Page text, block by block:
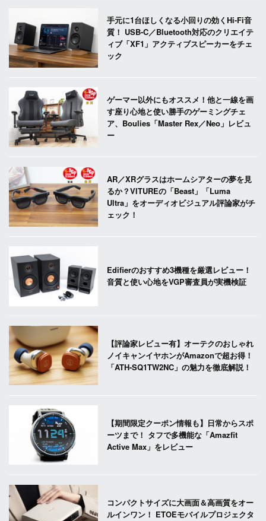
手元に1台ほしくなる小回りの効くHi-Fi音
質！ USB-C／Bluetooth対応のクリエイテ
ィブ「XF1」アクティブスピーカーをチェ
ック
ゲーマー以外にもオススメ！他と一線を画
す座り心地と使い勝手のゲーミングチェ
ア、Boulies「Master Rex／Neo」レビュ
ー
AR／XRグラスはホームシアターの夢を見
るか？VITUREの「Beast」「Luma
Ultra」をオーディオビジュアル評論家がチ
ェック！
Edifierのおすすめ3機種を厳選レビュー！
音質と使い心地をVGP審査員が実機検証
【評論家レビュー有】オーテクのおしゃれ
ノイキャンイヤホンがAmazonで超お得！
「ATH-SQ1TW2NC」の魅力を徹底解説！
【期間限定クーポン情報も】日常からスポ
ーツまで！ タフで多機能な「Amazfit
Active Max」をレビュー
コンパクトサイズに大画面＆高画質をオー
ルインワン！ ETOEモバイルプロジェクタ